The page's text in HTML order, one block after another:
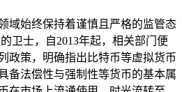
域始终保持着谨慎且严格的监管态
卫士，自2013年起，相关部门便
政策，明确指出比特币等虚拟货币
备法偿性与强制性等货币的基本属